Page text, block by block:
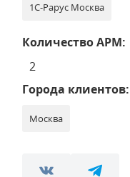
1С-Рарус Москва
Количество АРМ:
2
Города клиентов:
Москва